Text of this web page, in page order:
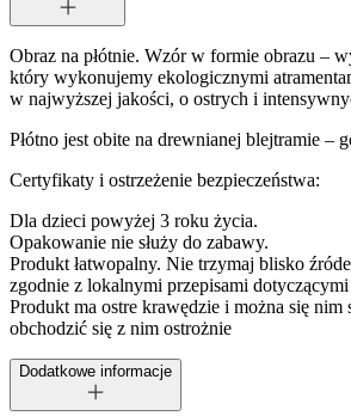
Obraz na płótnie. Wzór w formie obrazu –
który wykonujemy ekologicznymi
w najwyższej jakości, o ostrych i
Płótno jest obite na drewnianej blejtramie –
Certyfikaty i ostrzeżenie bezpieczeństwa:
Dla dzieci powyżej 3 roku życia.
Opakowanie nie służy do zabawy.
Produkt łatwopalny. Nie trzymaj blisko
zgodnie z lokalnymi przepisami
Produkt ma ostre krawędzie i można się nim
obchodzić się z nim ostrożnie
Dodatkowe informacje